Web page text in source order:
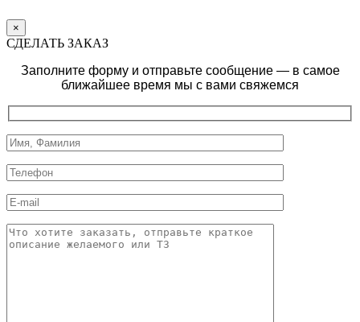
×
СДЕЛАТЬ ЗАКАЗ
Заполните форму и отправьте сообщение — в самое
ближайшее время мы с вами свяжемся